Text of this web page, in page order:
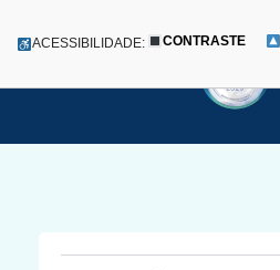
para
ACESSIBILIDADE: CONTRASTE